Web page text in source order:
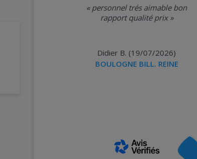
« personnel trés aimable bon
rapport qualité prix»
Didier B. (19/07/2026)
BOULOGNE BILL. REINE